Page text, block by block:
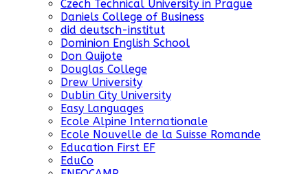
Czech Technical University in Prague
Daniels College of Business
did deutsch-institut
Dominion English School
Don Quijote
Douglas College
Drew University
Dublin City University
Easy Languages
Ecole Alpine Internationale
Ecole Nouvelle de la Suisse Romande
Education First EF
EduCo